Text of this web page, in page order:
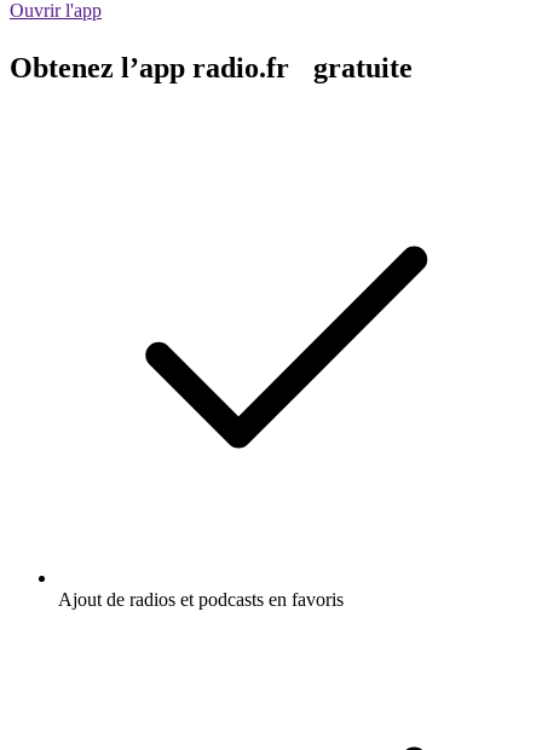
Ouvrir l'app
Obtenez l’app radio.fr gratuite
Ajout de radios et podcasts en favoris